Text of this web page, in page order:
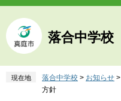
ペ
ジ
の
頭
メ
ュ
ー
飛
落合中学校
現在地 落合中学校 > お知らせ >
方針